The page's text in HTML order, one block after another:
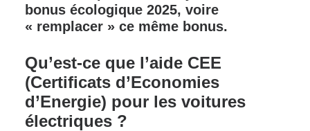
bonus écologique 2025, voire
« remplacer » ce même bonus.
Qu’est-ce que l’aide CEE
(Certificats d’Economies
d’Energie) pour les voitures
électriques ?